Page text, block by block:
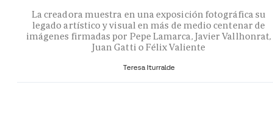
La creadora muestra en una exposición fotográfica su
legado artístico y visual en más de medio centenar de
imágenes firmadas por Pepe Lamarca, Javier Vallhonrat,
Juan Gatti o Félix Valiente
Teresa Iturralde